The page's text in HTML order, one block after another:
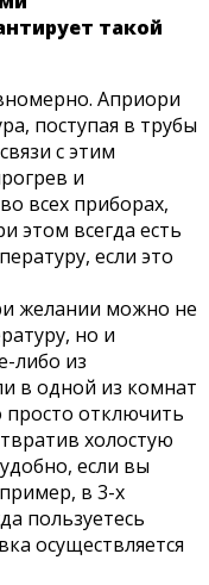
такой
Априори
поступая в трубы
с этим
и
всех приборах,
этом всегда есть
если это
желании можно не
но и
либо из
в одной из комнат
отключить
холостую
если вы
в 3-х
пользуетесь
осуществляется